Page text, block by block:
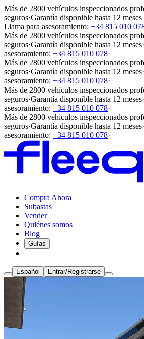
Más de 2800 vehículos inspeccionados
seguros·Garantía disponible hasta 12 meses
Llama para asesoramiento: +34 815 010
Más de 2800 vehículos inspeccionados
seguros·Garantía disponible hasta 12 meses·
asesoramiento: +34 815 010 078·
Más de 2800 vehículos inspeccionados
seguros·Garantía disponible hasta 12 meses·
asesoramiento: +34 815 010 078·
Más de 2800 vehículos inspeccionados
seguros·Garantía disponible hasta 12 meses·
asesoramiento: +34 815 010 078·
Más de 2800 vehículos inspeccionados
seguros·Garantía disponible hasta 12 meses·
asesoramiento: +34 815 010 078·
Compra Ahora
Subastas
Vender
Quiénes somos
Blog
Guías
Español Entrar/Registrarse